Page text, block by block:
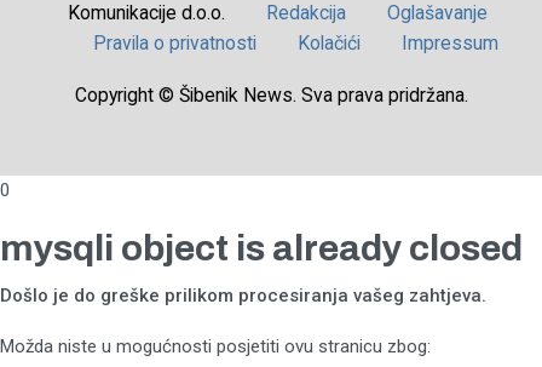
Komunikacije d.o.o. Redakcija
Oglašavanje
Pravila o privatnosti
Kolačići Impressum
Copyright © Šibenik News. Sva prava pridržana.
0
mysqli object is already closed
Došlo je do greške prilikom procesiranja vašeg zahtjeva.
Možda niste u mogućnosti posjetiti ovu stranicu zbog: